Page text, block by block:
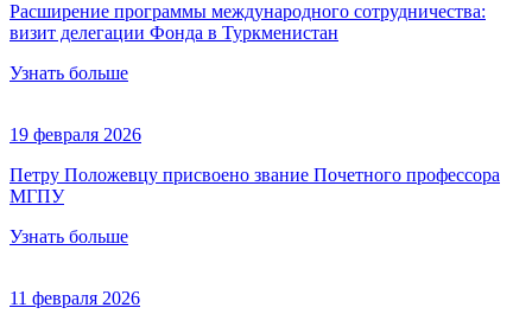
Расширение программы международного сотрудничества:
визит делегации Фонда в Туркменистан
Узнать больше
19 февраля 2026
Петру Положевцу присвоено звание Почетного профессора
МГПУ
Узнать больше
11 февраля 2026